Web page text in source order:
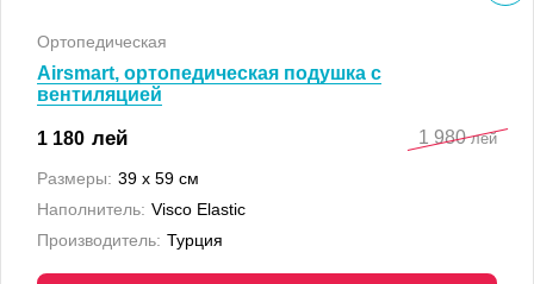
Ортопедическая
Airsmart, ортопедическая подушка с
вентиляцией
1 180 лей 1 980 лей
Размеры: 39 x 59 см
Наполнитель: Visco Elastic
Производитель: Турция